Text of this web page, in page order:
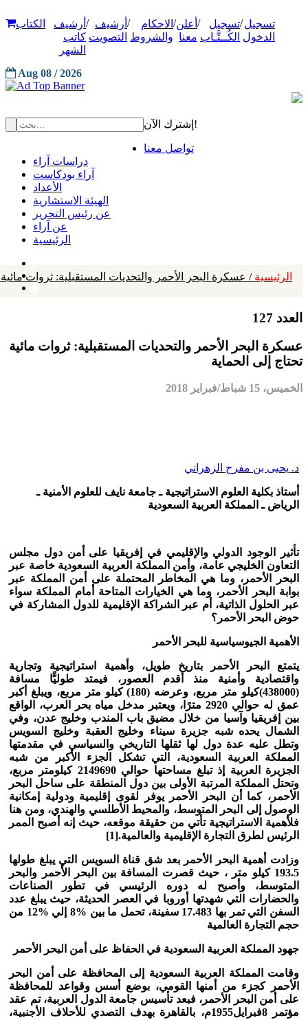
تسجيل
الدخول
/تسجيل
الكُــتَّـاب
/ أعلن
معنا
/ الاحكام
والشروط
/ أرشيف
التصويت
/ أرشيف
كاتب
الشهر
الكتاب
Aug 08 / 2026
إشترك الآن!
تواصل معنا
دراسات آراء
آراء بودكاست
الأعداد
الهيئة الاستشارية
عن رئيس التحرير
عن آراء
الرئيسية
الرئيسية / عسكرة البحر الأحمر والتحديات المستقبلية: ثروات مائية
العدد 127
عسكرة البحر الأحمر والتحديات المستقبلية: ثروات مائية
تحتاج إلى الحماية
الخميس، 15 شباط/فبراير 2018
د. يحيى بن مفرح الزهراني
أستاذ بكلية العلوم الاستراتيجية ـ جامعة نايف للعلوم الأمنية ـ
الرياض ـ المملكة العربية السعودية
تأثير الوجود الدولي والإقليمي في إفريقيا على أمن دول مجلس
التعاون الخليجي عامة، وأمن المملكة العربية السعودية خاصة عبر
البحر الأحمر، وما هي المخاطر المحتملة على أمن المملكة عبر
بوابة البحر الأحمر، وما هي الخيارات المتاحة أمام المملكة سواء
عبر الحلول الذاتية، أم عبر الشراكة الإقليمية للدول المشاركة في
حوض البحر الأحمر؟
الأهمية الجيوسياسية للبحر الأحمر
يتمتع البحر الأحمر بتاريخ طويل، وأهمية استراتيجية وتجارية
واقتصادية وأمنية منذ أقدم العصور، فيمتد طوليًّا مسافة
(438000)كيلو متر مربع، وعرضه (180) كيلو متر مربع، ويبلغ أكبر
عمق له حوالي 2920 مترًا، ويعتبر مدخل مياه بحر العرب، الواقع
بين إفريقيا وآسيا من خلال مضيق باب المندب وخليج عدن، وفي
الشمال يحده شبه جزيرة سيناء وخليج العقبة وخليج السويس
وتطل عليه عدة دول لها ثقلها التاريخي والسياسي في مقدمتها
المملكة العربية السعودية، التي تشكل الجزء الأكبر من شبه
الجزيرة العربية إذ تبلغ مساحتها حوالي 2149690 كيلومتر مربع،
وتحتل المملكة المرتبة الأولى بين دول المنطقة على ساحل البحر
الأحمر، كما أن البحر الأحمر يوفر لقوى إقليمية ودولية إمكانية
الوصول إلى البحر المتوسط، والمحيط الأطلسي والهندي، ومن هنا
فلأهمية الاستراتيجية تأتي من حقيقة موقعه، حيث إنه أصبح الممر
الرئيس لطرق التجارة الإقليمية والعالمية.[1]
وزادت أهمية البحر الأحمر بعد شق قناة السويس التي يبلغ طولها
193.5 كيلو متر ، حيث قصرت المسافة بين البحر الأحمر والبحر
المتوسط، وأصبح له دوره الرئيسي في تطور الصناعات
والحضارات التي شهدتها أوروبا في العصر الحديثة، حيث يبلغ عدد
السفن التي تمر بها 17.483 سفينة، تحمل ما بين‏ 8%‏ إلي‏ 12% من
حجم التجارة العالمية
جهود المملكة العربية السعودية في الحفاظ على أمن البحر الأحمر
وقامت المملكة العربية السعودية إلى المحافظة على أمن البحر
الأحمر كجزء من أمنها القومي، بوضع أسس وقواعد للمحافظة
على أمن البحر الأحمر، فبعد تأسيس جامعة الدول العربية، تم عقد
مؤتمر 8فبرايل1955م، بالقاهرة بهدف التصدي للأحلاف الأجنبية،